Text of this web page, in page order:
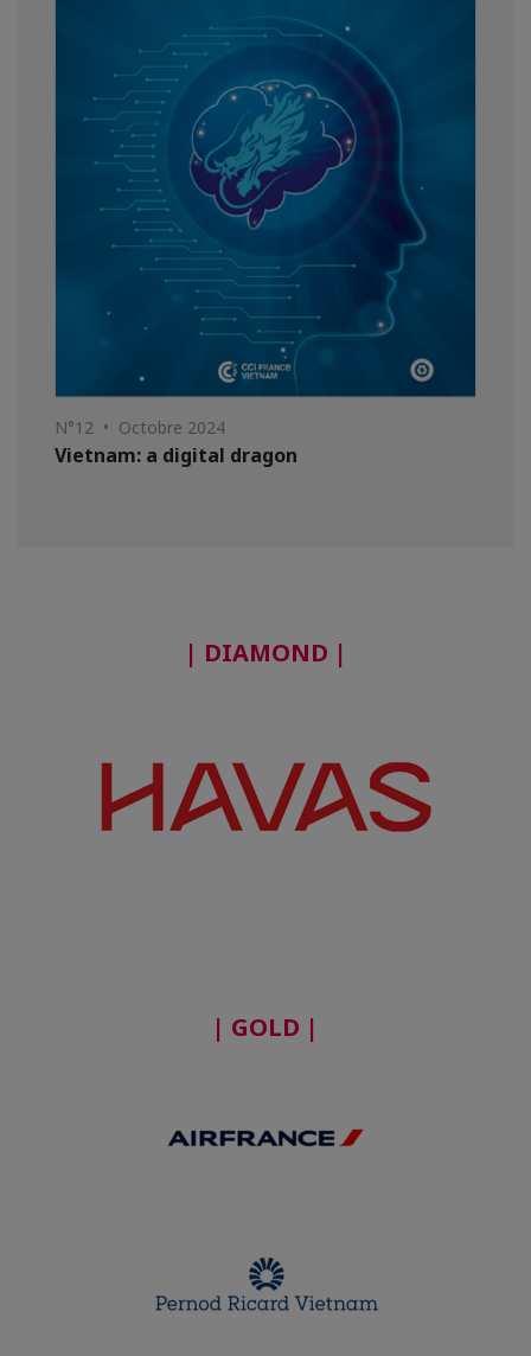
N°12 • Octobre 2024
Vietnam: a digital dragon
| DIAMOND |
| GOLD |